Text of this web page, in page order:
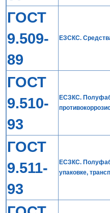
ГОСТ
9.509-
89
ЕЗСКС.
ГОСТ
9.510-
93
ЕСЗКС.
ГОСТ
9.511-
93
ЕСЗКС.
упаковке,